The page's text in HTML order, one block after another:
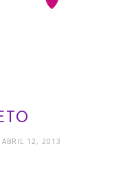
ABRIL 12, 2013